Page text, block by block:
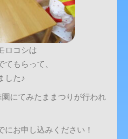
ロコシは
てもらって、
した♪
にてみたままつりが行われ
にお申し込みください！